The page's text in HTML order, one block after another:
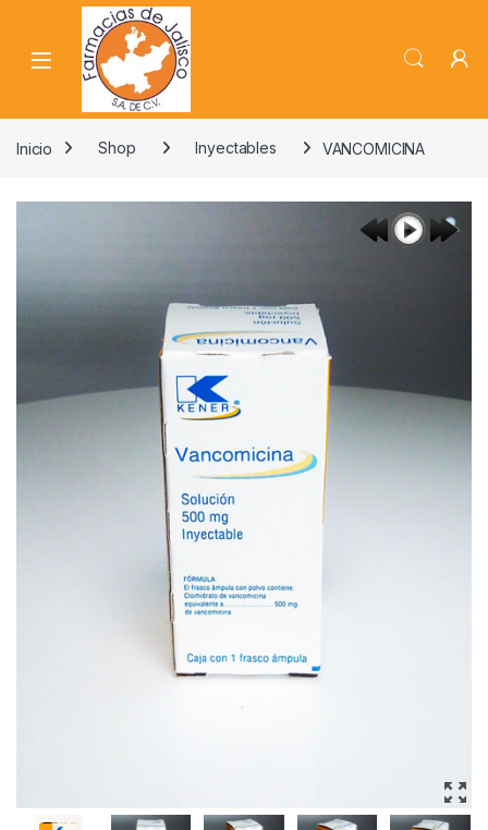
Skip to navigation
Skip to content
Inicio Shop Inyectables VANCOMICINA